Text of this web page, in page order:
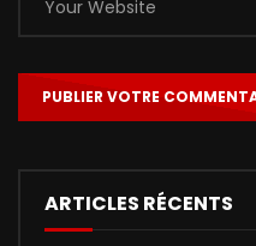
ARTICLES RÉCENTS